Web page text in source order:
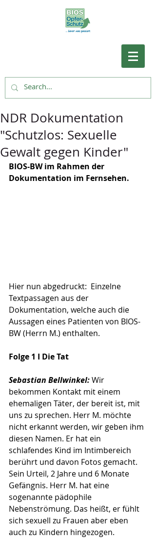
NDR Dokumentation
"Schutzlos: Sexuelle
Gewalt gegen Kinder"
BIOS-BW im Rahmen der
Dokumentation im Fernsehen.
Hier nun abgedruckt:  Einzelne
Textpassagen aus der
Dokumentation, welche auch die
Aussagen eines Patienten von BIOS-
BW (Herrn M.) enthalten.
Folge 1 I Die Tat
Sebastian Bellwinkel: Wir
bekommen Kontakt mit einem
ehemaligen Täter, der bereit ist, mit
uns zu sprechen. Herr M. möchte
nicht erkannt werden, wir geben ihm
diesen Namen. Er hat ein
schlafendes Kind im Intimbereich
berührt und davon Fotos gemacht.
Sein Urteil, 2 Jahre und 6 Monate
Gefängnis. Herr M. hat eine
sogenannte pädophile
Nebenströmung. Das heißt, er fühlt
sich sexuell zu Frauen aber eben
auch zu Kindern hingezogen.